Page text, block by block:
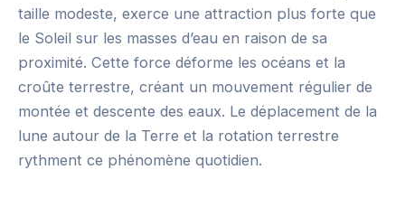
taille modeste, exerce une attraction plus forte que
le Soleil sur les masses d’eau en raison de sa
proximité. Cette force déforme les océans et la
croûte terrestre, créant un mouvement régulier de
montée et descente des eaux. Le déplacement de la
lune autour de la Terre et la rotation terrestre
rythment ce phénomène quotidien.